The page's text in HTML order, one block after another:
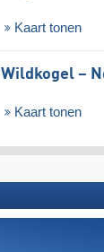
Kaart tonen
Wildkogel –
Kaart tonen